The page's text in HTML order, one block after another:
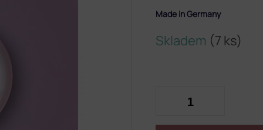
Skladem (7 ks)
Made in Germany